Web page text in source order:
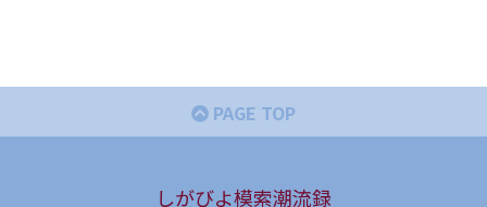
PAGE TOP
しがびよ模索潮流録